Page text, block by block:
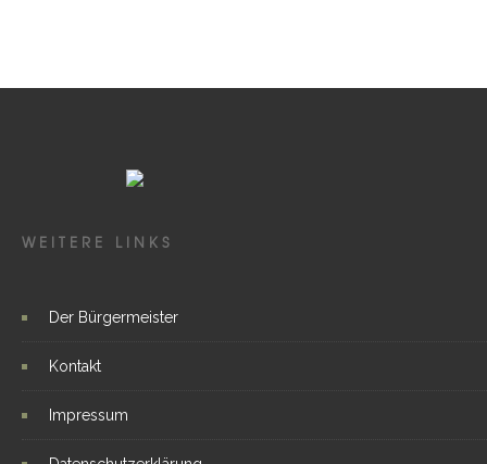
WEITERE LINKS
Der Bürgermeister
Kontakt
Impressum